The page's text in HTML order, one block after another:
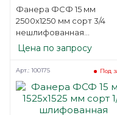
Фанера ФСФ 15 мм
2500х1250 мм сорт 3/4
нешлифованная
березовая
Цена по запросу
Под
Арт.: 100175